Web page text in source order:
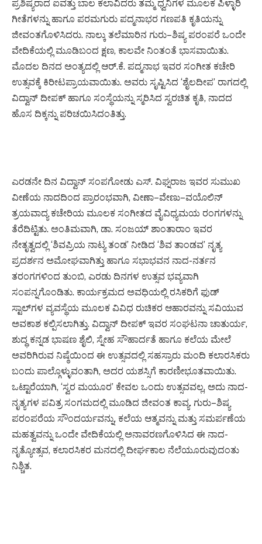
ಪ್ರಶಿಷ್ಯರಾದ ಐವತ್ತು ಬಾಲ ಕಲಾವಿದರು ತಮ್ಮ ಧ್ವನಿಗಳ ಮೂಲಕ ಪಿಳ್ಳಾರಿ
ಗೀತೆಗಳನ್ನು ಹಾಗೂ ಪರಮಗುರು ಪದ್ಮನಾಭರ ಗಣಪತಿ ಕೃತಿಯನ್ನು
ಜೀವಂತಗೊಳಿಸಿದರು. ನಾಲ್ಕು ತಲೆಮಾರಿನ ಗುರು–ಶಿಷ್ಯ ಪರಂಪರೆ ಒಂದೇ
ವೇದಿಕೆಯಲ್ಲಿ ಮೂಡಿಬಂದ ಕ್ಷಣ, ಕಾಲವೇ ನಿಂತಂತೆ ಭಾಸವಾಯಿತು.
ಮೊದಲ ದಿನದ ಅಂತ್ಯದಲ್ಲಿ ಆರ್.ಕೆ. ಪದ್ಮನಾಭ ಇವರ ಸಂಗೀತ ಕಚೇರಿ
ಉತ್ಸವಕ್ಕೆ ಕಿರೀಟಪ್ರಾಯವಾಯಿತು. ಅವರು ಸೃಷ್ಟಿಸಿದ ‘ಶೈಲದೀಪ’ ರಾಗದಲ್ಲಿ
ವಿದ್ವಾನ್ ದೀಪಕ್ ಹಾಗೂ ಸಂಸ್ಥೆಯನ್ನು ಸ್ಮರಿಸಿದ ಸ್ವರಚಿತ ಕೃತಿ, ನಾದದ
ಹೊಸ ದಿಕ್ಕನ್ನು ಪರಿಚಯಿಸಿದಂತಿತ್ತು.
ಎರಡನೇ ದಿನ ವಿದ್ವಾನ್ ಸಂಪಗೋಡು ಎಸ್. ವಿಘ್ನರಾಜ ಇವರ ಸುಮುಖ
ವೀಣೆಯ ನಾದದಿಂದ ಪ್ರಾರಂಭವಾಗಿ, ವೀಣಾ–ವೇಣು–ವಯೊಲಿನ್
ತ್ರಯವಾದ್ಯ ಕಚೇರಿಯ ಮೂಲಕ ಸಂಗೀತದ ವೈವಿಧ್ಯಮಯ ರಂಗಗಳನ್ನು
ತೆರೆದಿಟ್ಟಿತು. ಅಂತಿಮವಾಗಿ, ಡಾ. ಸಂಜಯ್ ಶಾಂತಾರಾಂ ಇವರ
ನೇತೃತ್ವದಲ್ಲಿ ‘ಶಿವಪ್ರಿಯ ನಾಟ್ಯ ತಂಡ’ ನೀಡಿದ ‘ಶಿವ ತಾಂಡವ’ ನೃತ್ಯ
ಪ್ರದರ್ಶನ ಅಮೋಘವಾಗಿತ್ತು ಹಾಗೂ ಸಭಾಭವನ ನಾದ-ನರ್ತನ
ತರಂಗಗಳಿಂದ ತುಂಬಿ, ಎರಡು ದಿನಗಳ ಉತ್ಸವ ಭವ್ಯವಾಗಿ
ಸಂಪನ್ನಗೊಂಡಿತು. ಕಾರ್ಯಕ್ರಮದ ಅವಧಿಯಲ್ಲಿ ರಸಿಕರಿಗೆ ಫುಡ್
ಸ್ಟಾಲ್‌ಗಳ ವ್ಯವಸ್ಥೆಯ ಮೂಲಕ ವಿವಿಧ ರುಚಿಕರ ಆಹಾರವನ್ನು ಸವಿಯುವ
ಅವಕಾಶ ಕಲ್ಪಿಸಲಾಗಿತ್ತು. ವಿದ್ವಾನ್ ದೀಪಕ್ ಇವರ ಸಂಘಟನಾ ಚಾತುರ್ಯ,
ಶುದ್ಧ ಕನ್ನಡ ಭಾಷಣ ಶೈಲಿ, ಸ್ನೇಹ ಸೌಹಾರ್ದತೆ ಹಾಗೂ ಕಲೆಯ ಮೇಲೆ
ಅವರಿಗಿರುವ ನಿಷ್ಠೆಯಿಂದ ಈ ಉತ್ಸವದಲ್ಲಿ ಸಹಸ್ರಾರು ಮಂದಿ ಕಲಾರಸಿಕರು
ಬಂದು ಪಾಲ್ಗೊಳ್ಳುವಂತಾಗಿ, ಅದರ ಯಶಸ್ಸಿಗೆ ಕಾರಣೀಭೂತವಾಯಿತು.
ಒಟ್ಟಾರೆಯಾಗಿ, ‘ಸ್ವರ ಮಯೂರ’ ಕೇವಲ ಒಂದು ಉತ್ಸವವಲ್ಲ, ಅದು ನಾದ-
ನೃತ್ಯಗಳ ಪವಿತ್ರ ಸಂಗಮದಲ್ಲಿ ಮೂಡಿದ ಜೀವಂತ ಕಾವ್ಯ. ಗುರು–ಶಿಷ್ಯ
ಪರಂಪರೆಯ ಸೌಂದರ್ಯವನ್ನು, ಕಲೆಯ ಆತ್ಮವನ್ನು ಮತ್ತು ಸಮರ್ಪಣೆಯ
ಮಹತ್ವವನ್ನು ಒಂದೇ ವೇದಿಕೆಯಲ್ಲಿ ಅನಾವರಣಗೊಳಿಸಿದ ಈ ನಾದ-
ನೃತ್ಯೋತ್ಸವ, ಕಲಾರಸಿಕರ ಮನದಲ್ಲಿ ದೀರ್ಘಕಾಲ ನೆಲೆಯೂರುವುದಂತು
ನಿಶ್ಚಿತ.